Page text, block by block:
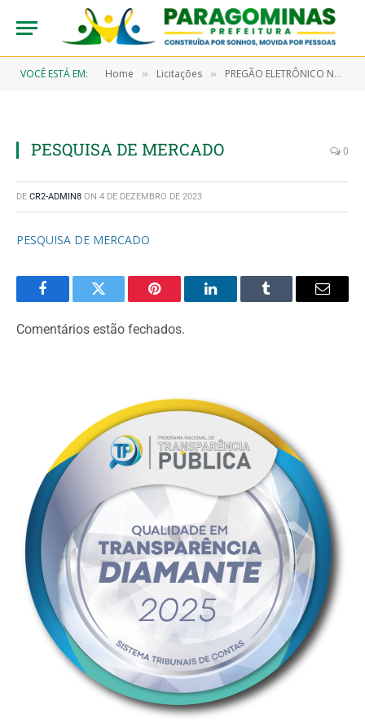
VOCÊ ESTÁ EM: Home » Licitações » PREGÃO ELETRÔNICO N° 9/2022-00091 (AQUISIÇÃO DE ITENS PARA COMPOR 24.536 (VINTE E QUATRO MIL, QUINHENTOS E TRINTA E SEIS) CESTAS BÁSICAS DESTINADAS AOS SERVIDORES DESTA PREFEITURA, CONFORME PREVÊ A LEI N° 273/2001, QUE SERÃO DISTRIBUIDAS MENSALMENTE EM 06 (SEIS) REMESSAS EM 2023)
PESQUISA DE MERCADO 0
DE CR2-ADMIN8 ON 4 DE DEZEMBRO DE 2023
PESQUISA DE MERCADO
FacebookTwitter Pinterest LinkedInTumblr Email
Comentários estão fechados.